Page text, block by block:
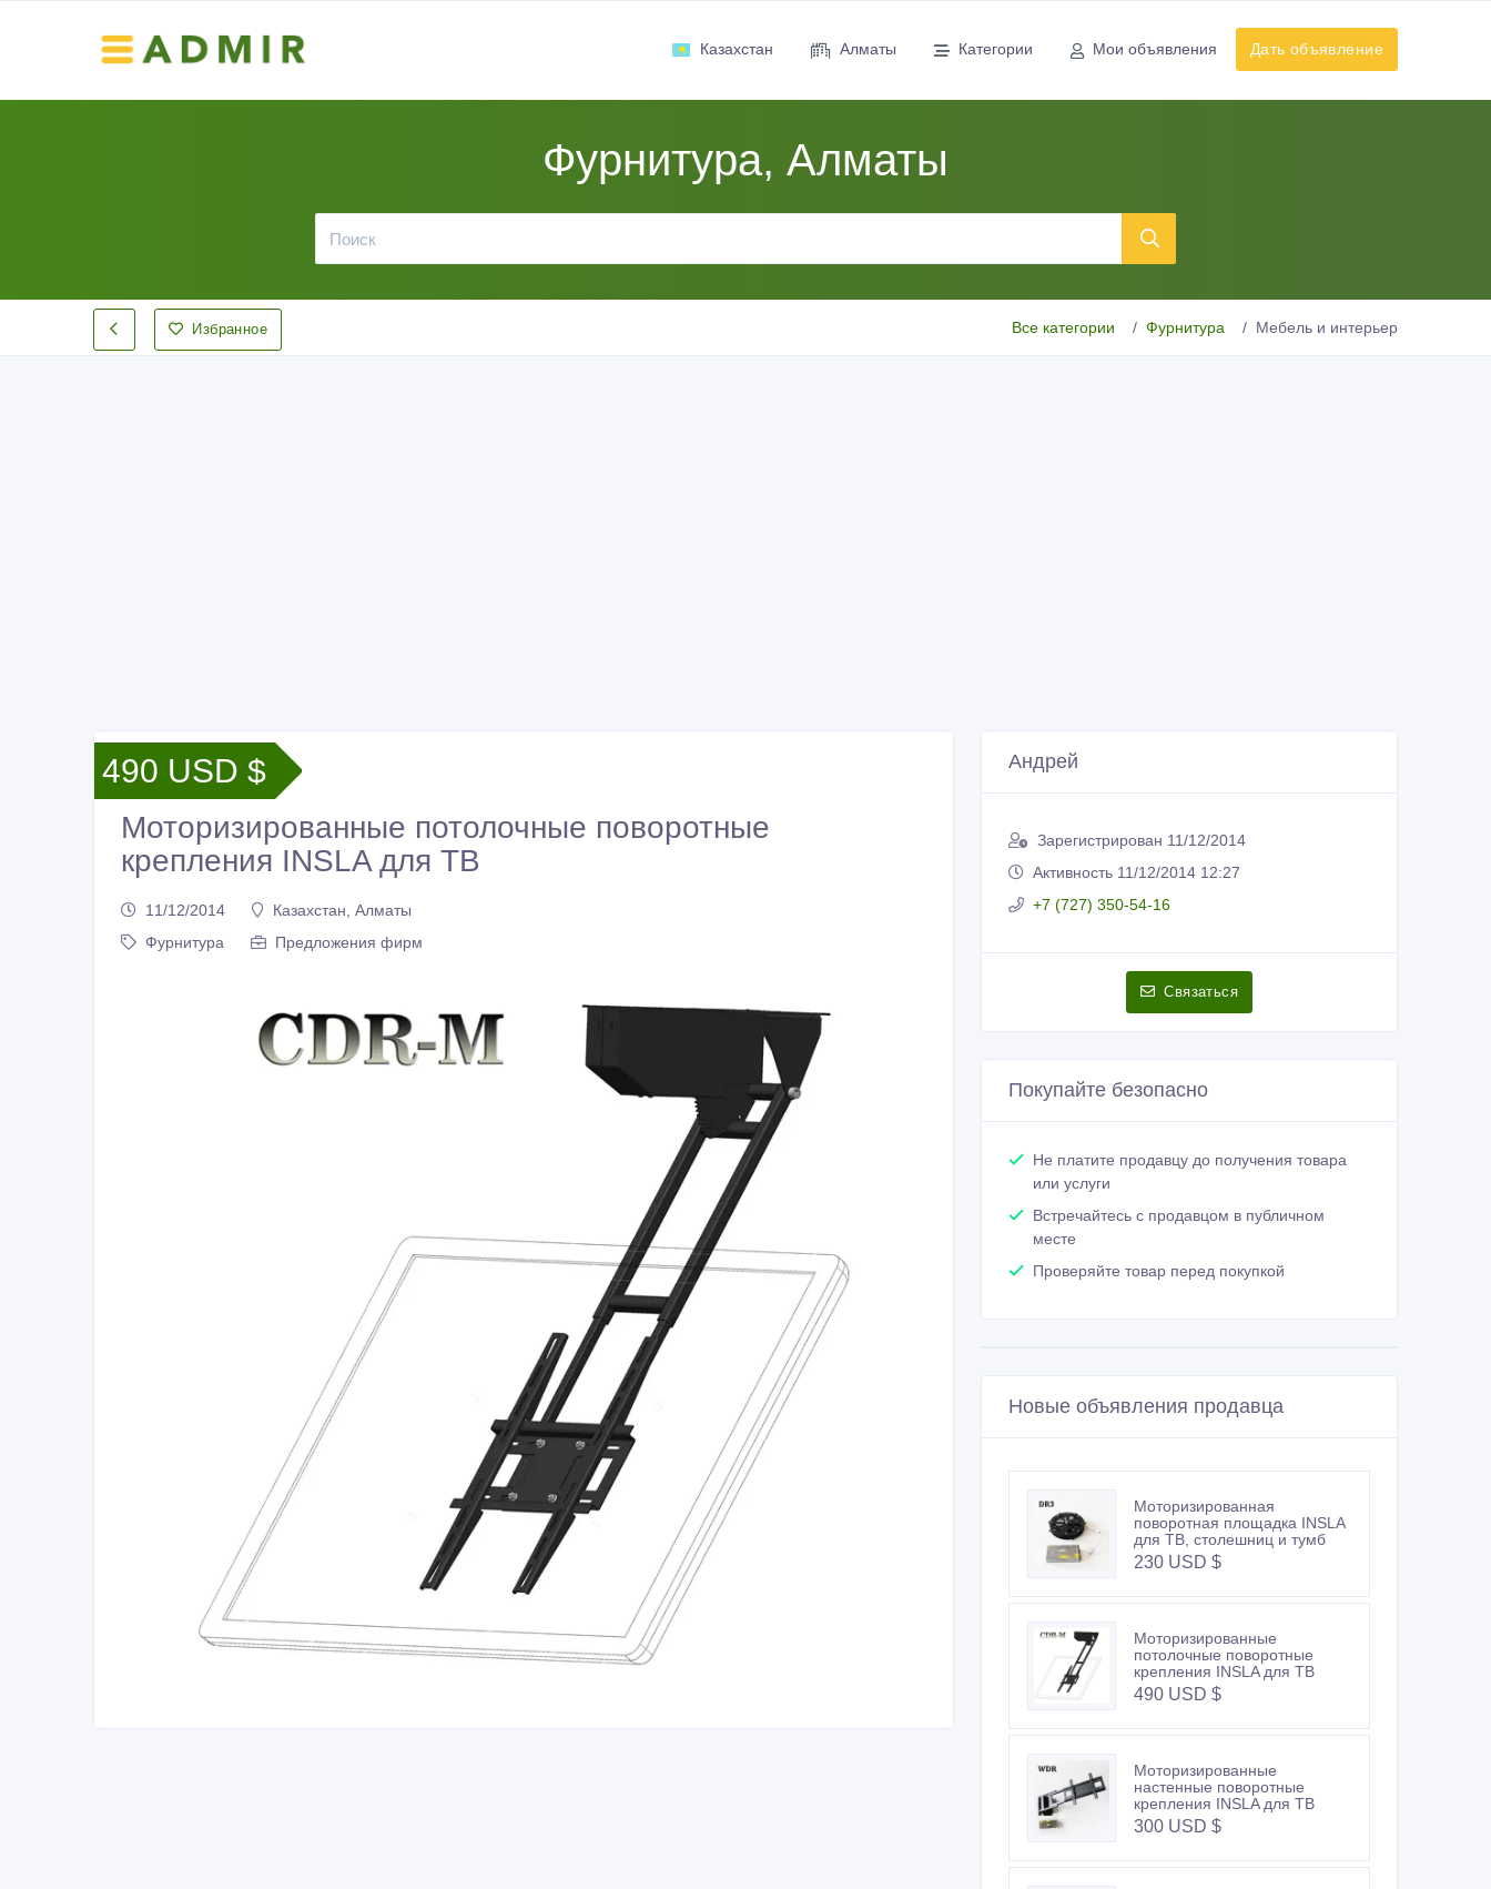
Казахстан Алматы Категории Мои объявления Дать объявление
Фурнитура, Алматы
Избранное Все категории Фурнитура Мебель и интерьер
490 USD $
Моторизированные потолочные поворотные
крепления INSLA для ТВ
11/12/2014
Казахстан, Алматы
Фурнитура
Предложения фирм
Андрей
Зарегистрирован 11/12/2014
Активность 11/12/2014 12:27
+7 (727) 350-54-16
Связаться
Покупайте безопасно
Не платите продавцу до получения товара
или услуги
Встречайтесь с продавцом в публичном
месте
Проверяйте товар перед покупкой
Новые объявления продавца
Моторизированная
поворотная площадка INSLA
для ТВ, столешниц и тумб
230 USD $
Моторизированные
потолочные поворотные
крепления INSLA для ТВ
490 USD $
Моторизированные
настенные поворотные
крепления INSLA для ТВ
300 USD $